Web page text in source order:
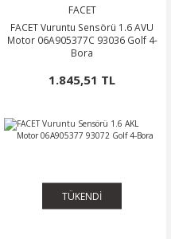
FACET
FACET Vuruntu Sensörü 1.6 AVU
Motor 06A905377C 93036 Golf 4-
Bora
1.845,51 TL
TÜKENDİ